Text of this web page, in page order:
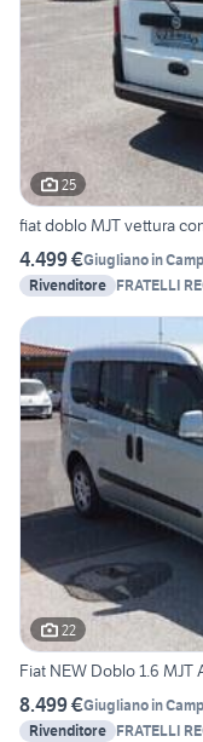
25
fiat doblo MJT vettura
4.499 €Giugliano in
Rivenditore FRATELLI
22
Fiat NEW Doblo 1.6 MJT
8.499 €Giugliano in
Rivenditore FRATELLI